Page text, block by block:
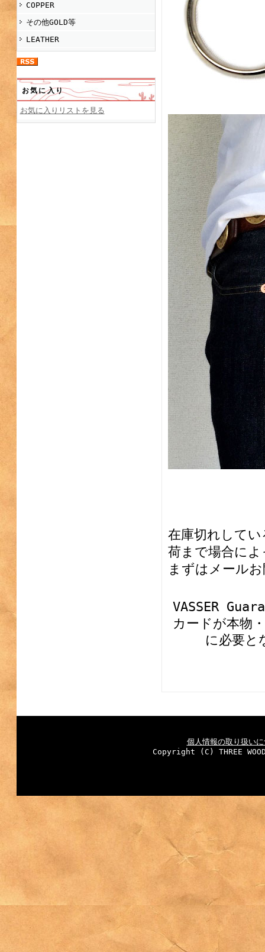
COPPER
その他GOLD等
LEATHER
お気に入り
お気に入りリストを見る
在庫切れして
荷まで場合に
まずはメール
VASSER
カードが本物
に必要と
個人情報の取り扱い
Copyright (C) THREE